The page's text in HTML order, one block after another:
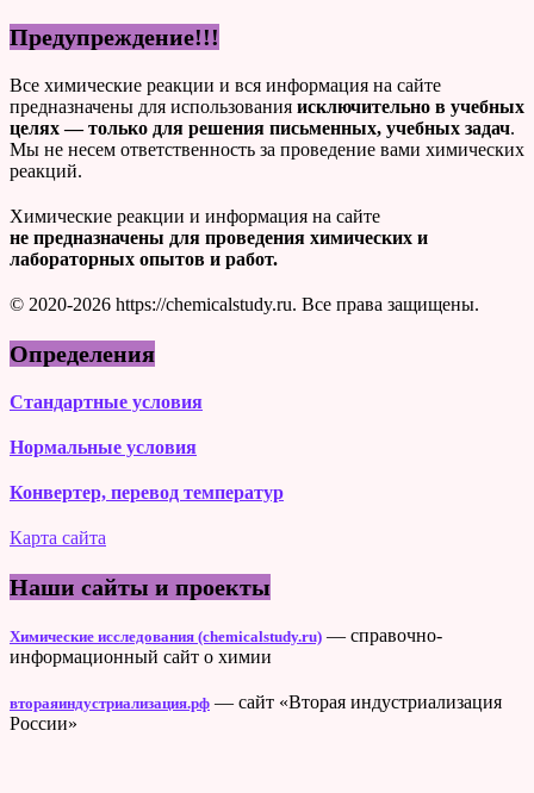
Предупреждение!!!
Все химические реакции и вся информация на сайте
предназначены для использования исключительно в учебных
целях — только для решения письменных, учебных задач.
Мы не несем ответственность за проведение вами химических
реакций.
Химические реакции и информация на сайте
не предназначены для проведения химических и
лабораторных опытов и работ.
© 2020-2026 https://chemicalstudy.ru. Все права защищены.
Определения
Стандартные условия
Нормальные условия
Конвертер, перевод температур
Карта сайта
Наши сайты и проекты
Химические исследования (chemicalstudy.ru) — справочно-
информационный сайт о химии
втораяиндустриализация.рф — сайт «Вторая индустриализация
России»